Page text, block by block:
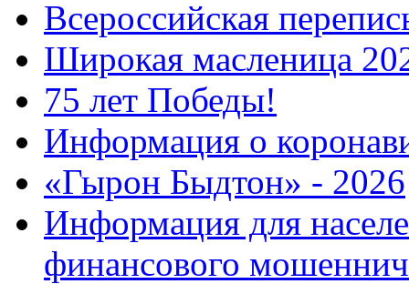
Всероссийская
Широкая масленица
75 лет Победы!
Информация о
«Гырон Быдтон» - 2026
Информация для
финансового